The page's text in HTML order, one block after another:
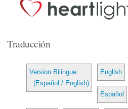
Traducción
Version Bilingue:
(Español / English)
English
Español